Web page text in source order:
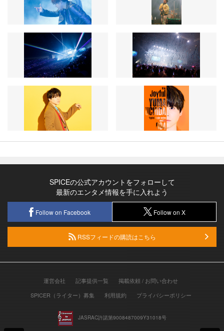
SPICEの公式アカウントをフォローして
最新のエンタメ情報を手に入れよう
Follow on Facebook Follow on X
RSSフィードの購読はこちら
運営会社 記事提供一覧
掲載依頼 / お問い合わせ
SPICER（ライター）募集
利用規約 プライバシーポリシー
JASRAC許諾第9008487009Y31018号